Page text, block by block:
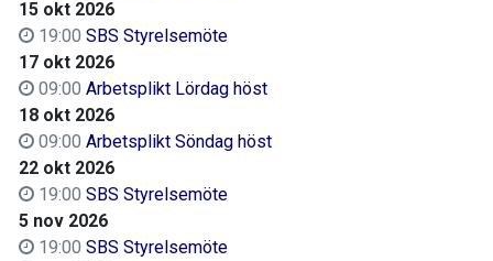
15 okt 2026
19:00 SBS Styrelsemöte
17 okt 2026
09:00 Arbetsplikt Lördag höst
18 okt 2026
09:00 Arbetsplikt Söndag höst
22 okt 2026
19:00 SBS Styrelsemöte
5 nov 2026
19:00 SBS Styrelsemöte